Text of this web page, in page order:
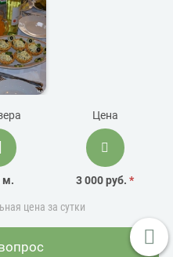
м.
Цена
3 000 руб.*
цена за сутки